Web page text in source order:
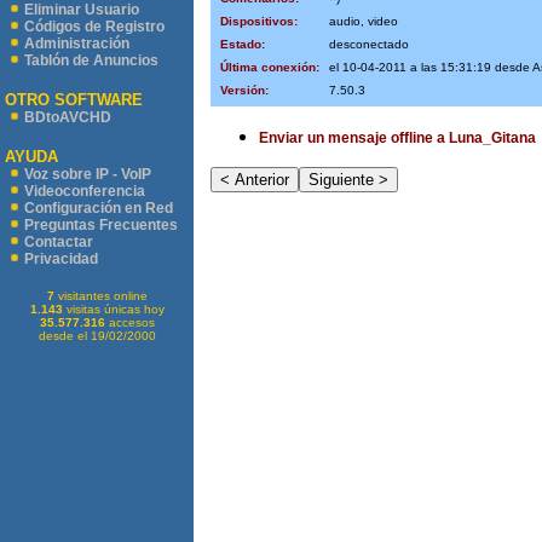
Eliminar Usuario
Códigos de Registro
Administración
Tablón de Anuncios
OTRO SOFTWARE
BDtoAVCHD
AYUDA
Voz sobre IP - VoIP
Videoconferencia
Configuración en Red
Preguntas Frecuentes
Contactar
Privacidad
7visitantes online
1.143 visitas únicas hoy
35.577.316accesos
desde el 19/02/2000
Dispositivos:
audio, video
Estado:
desconectado
Última conexión:
el 10-04-2011 a las 15:31:19 desde
Versión:
7.50.3
Enviar un mensaje offline a Luna_Gitana